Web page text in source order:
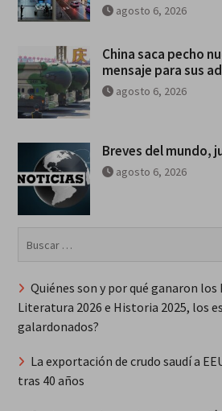
agosto 6, 2026
China saca pecho
mensaje para sus
agosto 6, 2026
Breves del mundo,
agosto 6, 2026
Quiénes son y por qué ganaron los
Literatura 2026 e Historia 2025, los
galardonados?
La exportación de crudo saudí a
tras 40 años